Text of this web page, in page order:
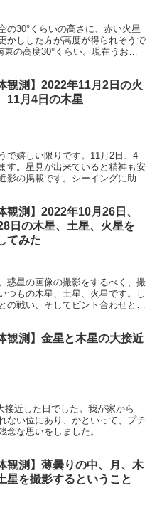
の30°くらいの高さに、赤い火星
かしした方が高度が得られそうで
の高度30°くらい。現在うお座
観測】2022年11月2日の火
11月4日の木星
で嬉しい限りです。11月2日、4
す。星見が出来ていると精神も安
の掲載です。シーイングに助け
観測】2022年10月26日、
日の木星、土星、火星を
てみた
惑星の画像の撮影をするべく、撮
つもの木星、土星、火星です。し
戦い、そしてピント合わせとの
観測】金星と木星の大接近
接近した日でした。我が家から
ない位にあり、かといって、プチ
念な思いをしました。
観測】薄曇りの中、月、木
星を撮影するということ